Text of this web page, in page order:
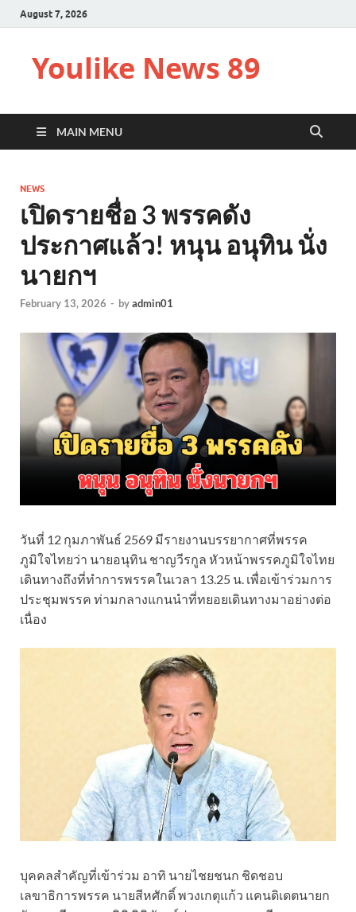
August 7, 2026
Youlike News 89
MAIN MENU
NEWS
เปิดรายชื่อ 3 พรรคดัง
ประกาศแล้ว! หนุน อนุทิน นั่ง
นายกฯ
February 13, 2026 - byadmin01
วันที่ 12 กุมภาพันธ์ 2569 มีรายงานบรรยากาศที่พรรค
ภูมิใจไทยว่า นายอนุทิน ชาญวีรกูล หัวหน้าพรรคภูมิใจไทย
เดินทางถึงที่ทำการพรรคในเวลา 13.25 น. เพื่อเข้าร่วมการ
ประชุมพรรค ท่ามกลางแกนนำที่ทยอยเดินทางมาอย่างต่อ
เนื่อง
บุคคลสำคัญที่เข้าร่วม อาทิ นายไชยชนก ชิดชอบ
เลขาธิการพรรค นายสีหศักดิ์ พวงเกตุแก้ว แคนดิเดตนายก